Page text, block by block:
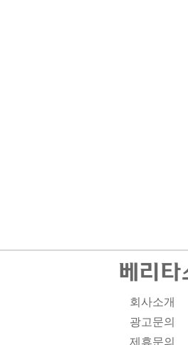
회사소개
광고문의
제휴문의